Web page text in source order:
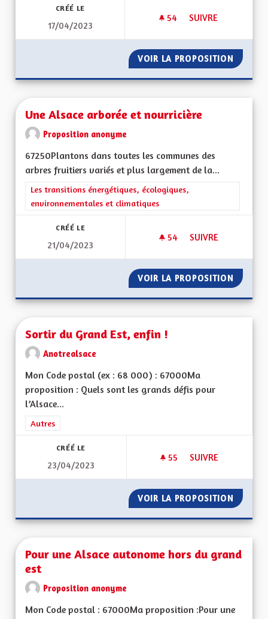
CRÉÉ LE
17/04/2023
54 54 ABONNÉS
SUIVRE
VOIR LA PROPOSITION
Une Alsace arborée et nourricière
Proposition anonyme
67250Plantons dans toutes les communes des
arbres fruitiers variés et plus largement de la...
Filtrer les résultats de la catégorie : Les transitions
Les transitions énergétiques, écologiques,
environnementales et climatiques
CRÉÉ LE
21/04/2023
54 54 ABONNÉS
SUIVRE
VOIR LA PROPOSITION UNE
Sortir du Grand Est, enfin !
Anotrealsace
Mon Code postal (ex : 68 000) : 67000Ma
proposition : Quels sont les grands défis pour
l’Alsace...
Filtrer les résultats de la catégorie : Autres
Autres
CRÉÉ LE
23/04/2023
55 55 ABONNÉS
SUIVRE
VOIR LA PROPOSITION
Pour une Alsace autonome hors du grand
est
Proposition anonyme
Mon Code postal : 67000Ma proposition :Pour une